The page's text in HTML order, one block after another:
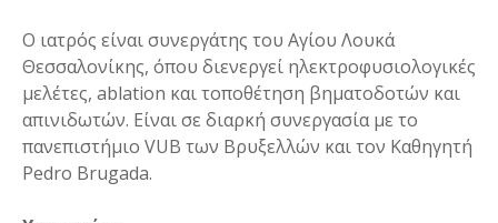
Ο ιατρός είναι συνεργάτης του Αγίου Λουκά
Θεσσαλονίκης, όπου διενεργεί ηλεκτροφυσιολογικές
μελέτες, ablation και τοποθέτηση βηματοδοτών και
απινιδωτών. Είναι σε διαρκή συνεργασία με το
πανεπιστήμιο VUB των Βρυξελλών και τον Καθηγητή
Pedro Brugada.